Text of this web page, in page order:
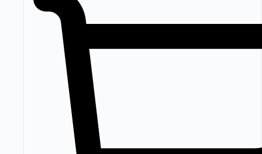
was:
€ 499,00.
€ 469,00.